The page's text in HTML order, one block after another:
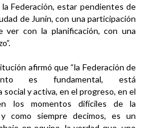
Federación, estar pendientes de
de Junín, con una participación
con la planificación, con una
afirmó que “la Federación de
es fundamental, está
y activa, en el progreso, en el
los momentos difíciles de la
y como siempre decimos, es un